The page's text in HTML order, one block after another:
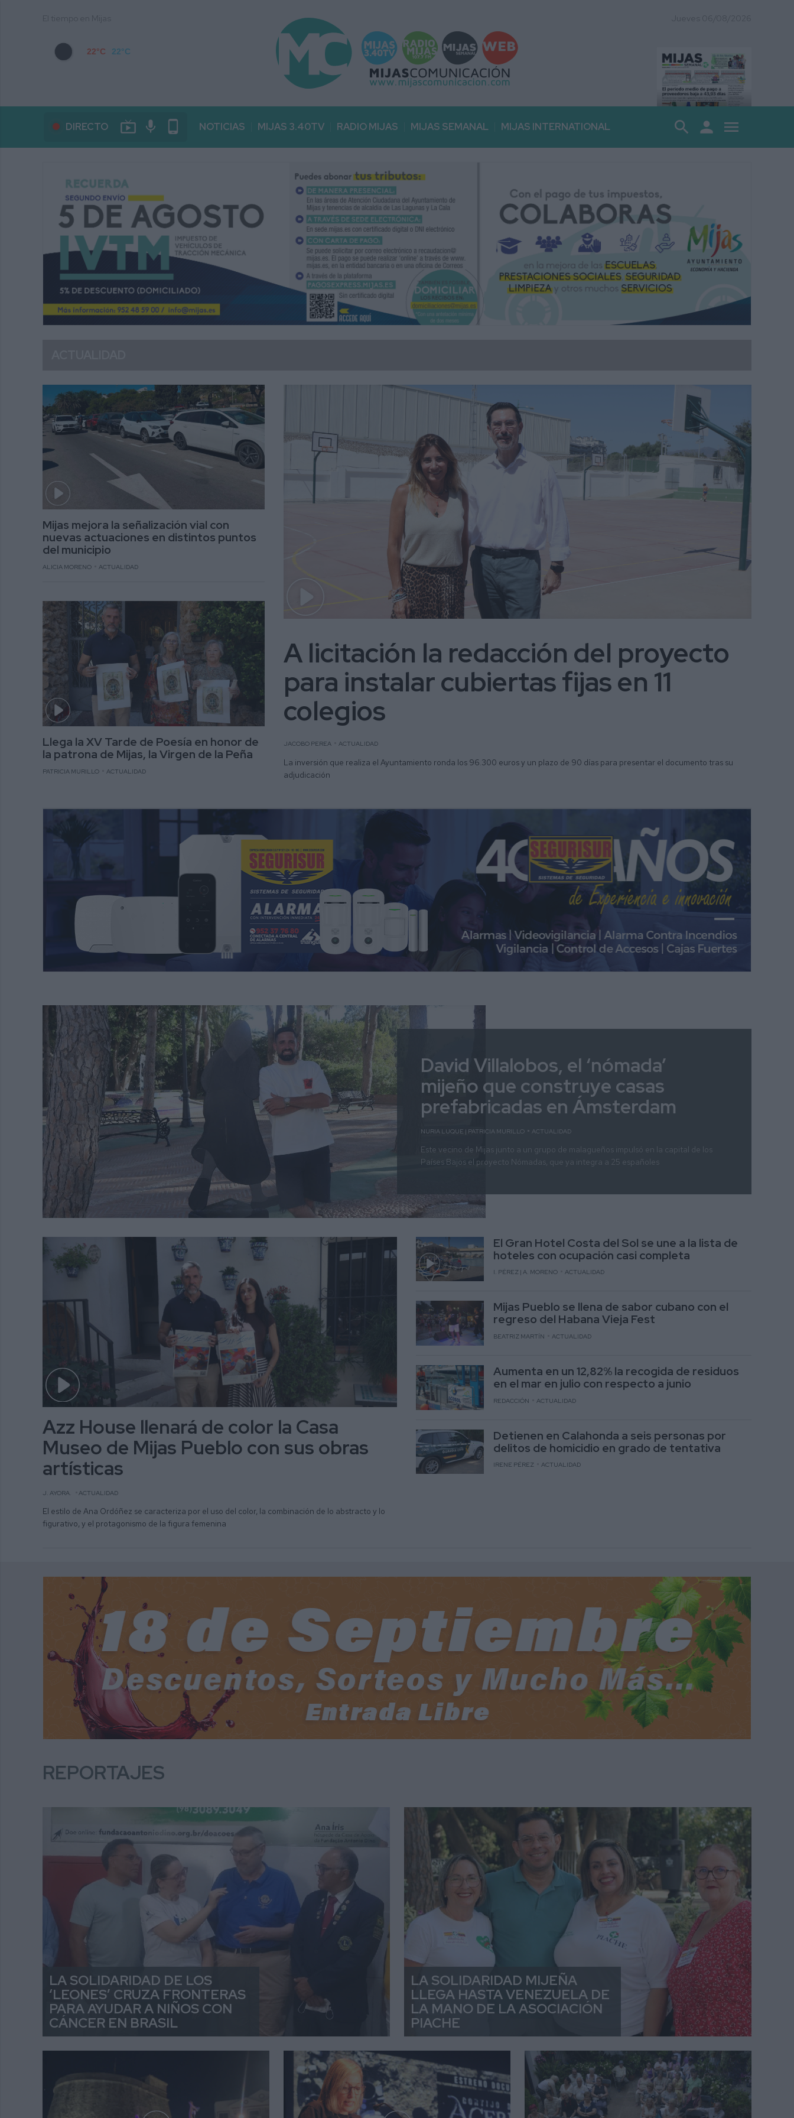
22°C 22°C
DIRECTO live_tv mic phone_android NOTICIAS MIJAS 3.40TV RADIO MIJAS MIJAS SEMANAL MIJAS INTERNATIONAL search person menu
A licitación la redacción del proyecto
para instalar cubiertas fijas en 11
colegios
JACOBO PEREA ACTUALIDAD
La inversión que realiza el Ayuntamiento ronda los 96.300 euros y un plazo de 90 días para presentar el documento tras su
adjudicación
Mijas mejora la señalización vial con
nuevas actuaciones en distintos puntos
del municipio
ALICIA MORENO ACTUALIDAD
Llega la XV Tarde de Poesía en honor de
la patrona de Mijas, la Virgen de la Peña
PATRICIA MURILLO ACTUALIDAD
David Villalobos, el ‘nómada’
mijeño que construye casas
prefabricadas en Ámsterdam
NURIA LUQUE | PATRICIA MURILLO ACTUALIDAD
Este vecino de Mijas junto a un grupo de malagueños impulsó en la capital de los
Países Bajos el proyecto Nómadas, que ya integra a 25 españoles
Azz House llenará de color la Casa
Museo de Mijas Pueblo con sus obras
artísticas
J. AYORA. ACTUALIDAD
El estilo de Ana Ordóñez se caracteriza por el uso del color, la combinación de lo abstracto y lo
figurativo, y el protagonismo de la figura femenina
El Gran Hotel Costa del Sol se une a la lista de
hoteles con ocupación casi completa
I. PÉREZ | A. MORENO ACTUALIDAD
Mijas Pueblo se llena de sabor cubano con el
regreso del Habana Vieja Fest
BEATRIZ MARTÍN ACTUALIDAD
Aumenta en un 12,82% la recogida de residuos
en el mar en julio con respecto a junio
REDACCIÓN ACTUALIDAD
Detienen en Calahonda a seis personas por
delitos de homicidio en grado de tentativa
IRENE PÉREZ ACTUALIDAD
REPORTAJES
LA SOLIDARIDAD DE LOS
‘LEONES’ CRUZA FRONTERAS
PARA AYUDAR A NIÑOS CON
CÁNCER EN BRASIL
LA SOLIDARIDAD MIJEÑA
LLEGA HASTA VENEZUELA DE
LA MANO DE LA ASOCIACIÓN
PIACHE